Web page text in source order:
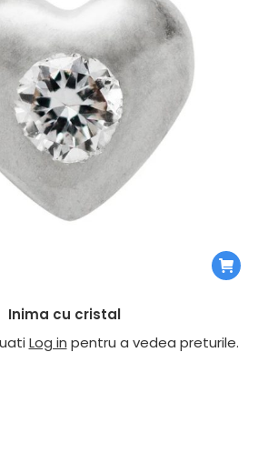
Inima cu cristal
Log in pentru a vedea preturile.